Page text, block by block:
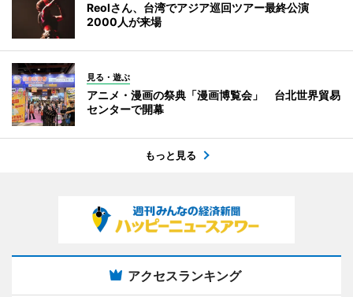
Reolさん、台湾でアジア巡回ツアー最終公演
2000人が来場
見る・遊ぶ
アニメ・漫画の祭典「漫画博覧会」 台北世界貿易
センターで開幕
もっと見る
アクセスランキング